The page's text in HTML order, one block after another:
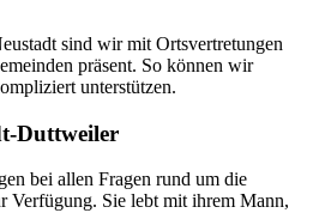
sind wir mit Ortsvertretungen
präsent. So können wir
unterstützen.
Duttweiler
bei allen Fragen rund um die
Verfügung. Sie lebt mit ihrem Mann,